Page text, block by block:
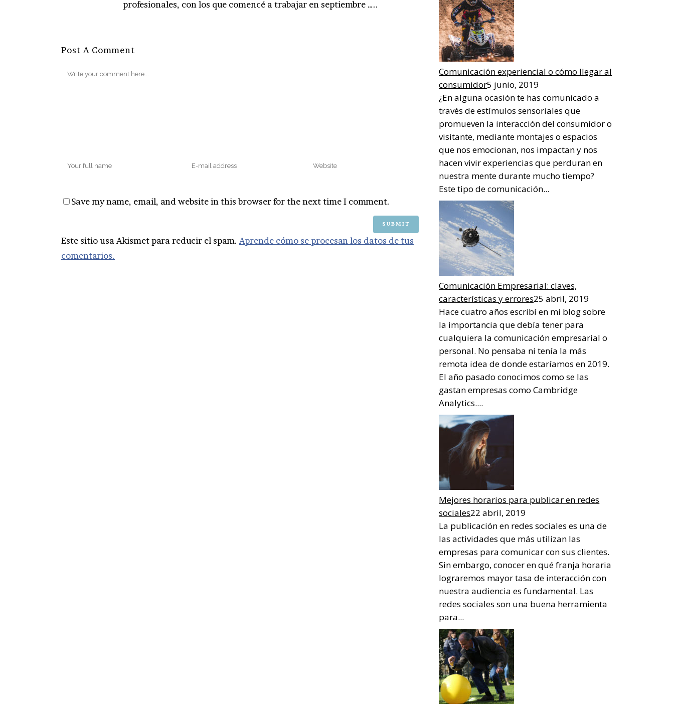
profesionales, con los que comencé a trabajar en septiembre …..
Post A Comment
Save my name, email, and website in this browser for the next time I comment.
Este sitio usa Akismet para reducir el spam. Aprende cómo se procesan los datos de tus
comentarios.
Comunicación experiencial o cómo llegar al
consumidor5 junio, 2019
¿En alguna ocasión te has comunicado a
través de estímulos sensoriales que
promueven la interacción del consumidor o
visitante, mediante montajes o espacios
que nos emocionan, nos impactan y nos
hacen vivir experiencias que perduran en
nuestra mente durante mucho tiempo?
Este tipo de comunicación...
Comunicación Empresarial: claves,
características y errores25 abril, 2019
Hace cuatro años escribí en mi blog sobre
la importancia que debía tener para
cualquiera la comunicación empresarial o
personal. No pensaba ni tenía la más
remota idea de donde estaríamos en 2019.
El año pasado conocimos como se las
gastan empresas como Cambridge
Analytics....
Mejores horarios para publicar en redes
sociales22 abril, 2019
La publicación en redes sociales es una de
las actividades que más utilizan las
empresas para comunicar con sus clientes.
Sin embargo, conocer en qué franja horaria
lograremos mayor tasa de interacción con
nuestra audiencia es fundamental. Las
redes sociales son una buena herramienta
para...